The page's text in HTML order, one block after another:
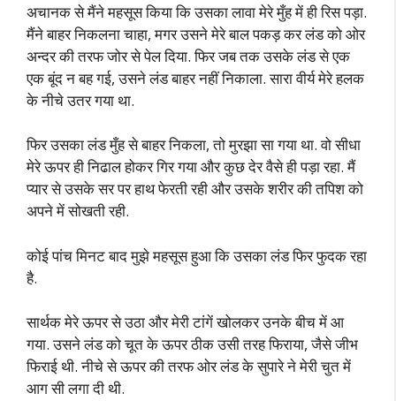
अचानक से मैंने महसूस किया कि उसका लावा मेरे मुँह में ही रिस पड़ा.
मैंने बाहर निकलना चाहा, मगर उसने मेरे बाल पकड़ कर लंड को ओर
अन्दर की तरफ जोर से पेल दिया. फिर जब तक उसके लंड से एक
एक बूंद न बह गई, उसने लंड बाहर नहीं निकाला. सारा वीर्य मेरे हलक
के नीचे उतर गया था.
फिर उसका लंड मुँह से बाहर निकला, तो मुरझा सा गया था. वो सीधा
मेरे ऊपर ही निढाल होकर गिर गया और कुछ देर वैसे ही पड़ा रहा. मैं
प्यार से उसके सर पर हाथ फेरती रही और उसके शरीर की तपिश को
अपने में सोखती रही.
कोई पांच मिनट बाद मुझे महसूस हुआ कि उसका लंड फिर फुदक रहा
है.
सार्थक मेरे ऊपर से उठा और मेरी टांगें खोलकर उनके बीच में आ
गया. उसने लंड को चूत के ऊपर ठीक उसी तरह फिराया, जैसे जीभ
फिराई थी. नीचे से ऊपर की तरफ ओर लंड के सुपारे ने मेरी चुत में
आग सी लगा दी थी.